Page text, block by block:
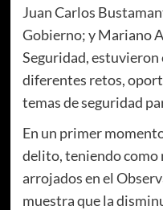
Juan Carlos
Gobierno; y Mariano
Seguridad, estuvieron
diferentes retos,
temas de seguridad
En un primer
delito, teniendo como
arrojados en el
muestra que la